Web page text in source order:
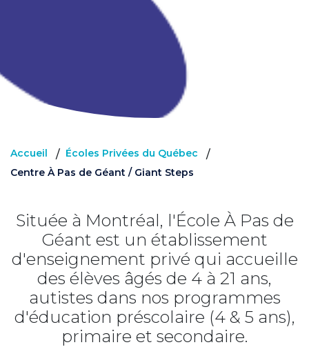
Accueil / Écoles Privées du Québec /
Centre À Pas de Géant / Giant Steps
Située à Montréal, l'École À Pas de
Géant est un établissement
d'enseignement privé qui accueille
des élèves âgés de 4 à 21 ans,
autistes dans nos programmes
d'éducation préscolaire (4 & 5 ans),
primaire et secondaire.